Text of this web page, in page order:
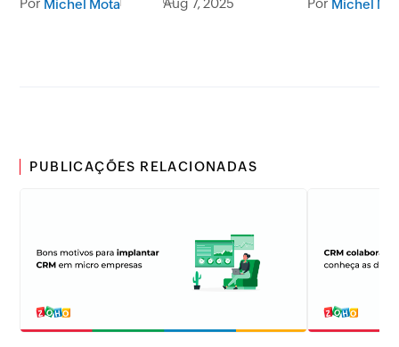
Michel Mota Michel
PUBLICAÇÕES RELACIONADAS